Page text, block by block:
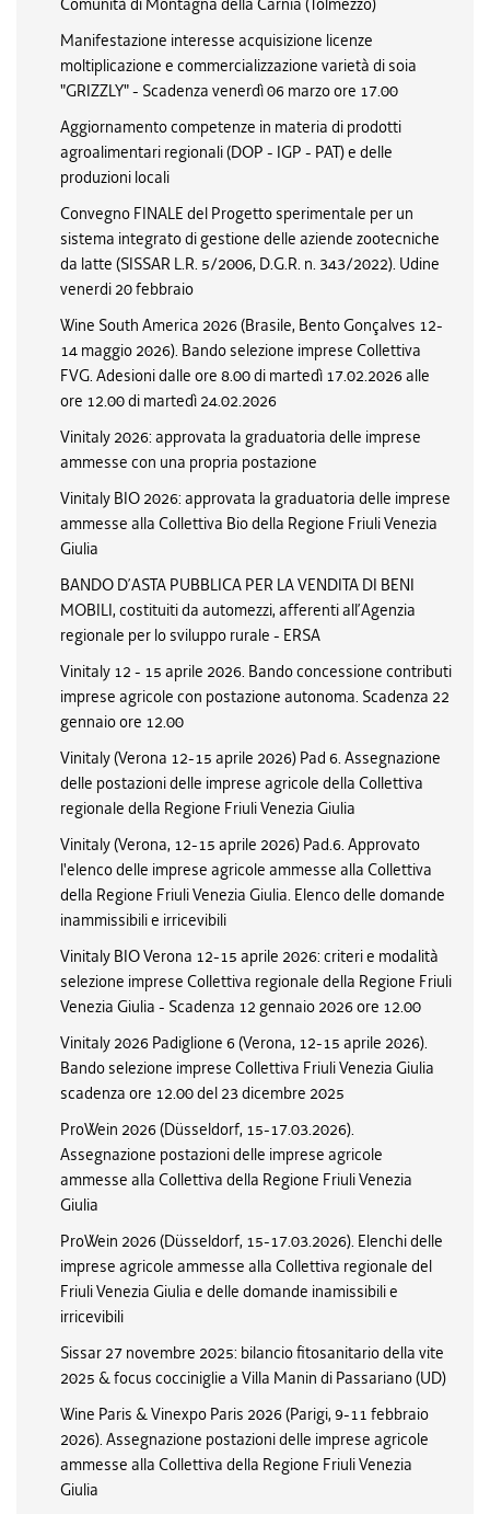
Comunità di Montagna della Carnia (Tolmezzo)
Manifestazione interesse acquisizione licenze
moltiplicazione e commercializzazione varietà di soia
"GRIZZLY" - Scadenza venerdì 06 marzo ore 17.00
Aggiornamento competenze in materia di prodotti
agroalimentari regionali (DOP - IGP - PAT) e delle
produzioni locali
Convegno FINALE del Progetto sperimentale per un
sistema integrato di gestione delle aziende zootecniche
da latte (SISSAR L.R. 5/2006, D.G.R. n. 343/2022). Udine
venerdi 20 febbraio
Wine South America 2026 (Brasile, Bento Gonçalves 12-
14 maggio 2026). Bando selezione imprese Collettiva
FVG. Adesioni dalle ore 8.00 di martedì 17.02.2026 alle
ore 12.00 di martedì 24.02.2026
Vinitaly 2026: approvata la graduatoria delle imprese
ammesse con una propria postazione
Vinitaly BIO 2026: approvata la graduatoria delle imprese
ammesse alla Collettiva Bio della Regione Friuli Venezia
Giulia
BANDO D’ASTA PUBBLICA PER LA VENDITA DI BENI
MOBILI, costituiti da automezzi, afferenti all’Agenzia
regionale per lo sviluppo rurale - ERSA
Vinitaly 12 - 15 aprile 2026. Bando concessione contributi
imprese agricole con postazione autonoma. Scadenza 22
gennaio ore 12.00
Vinitaly (Verona 12-15 aprile 2026) Pad 6. Assegnazione
delle postazioni delle imprese agricole della Collettiva
regionale della Regione Friuli Venezia Giulia
Vinitaly (Verona, 12-15 aprile 2026) Pad.6. Approvato
l'elenco delle imprese agricole ammesse alla Collettiva
della Regione Friuli Venezia Giulia. Elenco delle domande
inammissibili e irricevibili
Vinitaly BIO Verona 12-15 aprile 2026: criteri e modalità
selezione imprese Collettiva regionale della Regione Friuli
Venezia Giulia - Scadenza 12 gennaio 2026 ore 12.00
Vinitaly 2026 Padiglione 6 (Verona, 12-15 aprile 2026).
Bando selezione imprese Collettiva Friuli Venezia Giulia
scadenza ore 12.00 del 23 dicembre 2025
ProWein 2026 (Düsseldorf, 15-17.03.2026).
Assegnazione postazioni delle imprese agricole
ammesse alla Collettiva della Regione Friuli Venezia
Giulia
ProWein 2026 (Düsseldorf, 15-17.03.2026). Elenchi delle
imprese agricole ammesse alla Collettiva regionale del
Friuli Venezia Giulia e delle domande inamissibili e
irricevibili
Sissar 27 novembre 2025: bilancio fitosanitario della vite
2025 & focus cocciniglie a Villa Manin di Passariano (UD)
Wine Paris & Vinexpo Paris 2026 (Parigi, 9-11 febbraio
2026). Assegnazione postazioni delle imprese agricole
ammesse alla Collettiva della Regione Friuli Venezia
Giulia